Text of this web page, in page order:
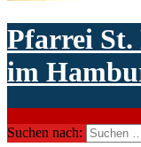
Pfarrei
im
Suchen nach: